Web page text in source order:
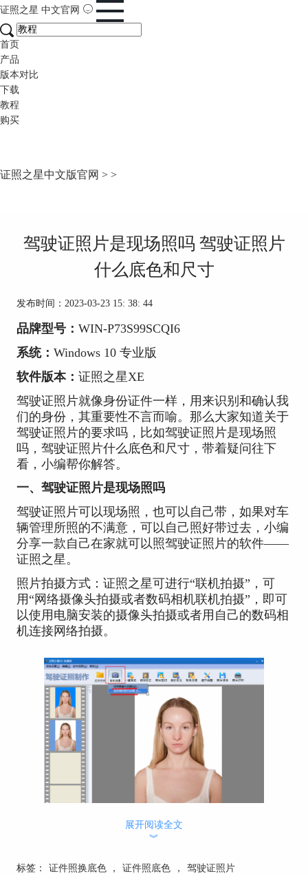
证照之星 中文官网
首页
产品
版本对比
下载
教程
购买
证照之星中文版官网 > >
驾驶证照片是现场照吗 驾驶证照片
什么底色和尺寸
发布时间：2023-03-23 15: 38: 44
品牌型号： WIN-P73S99SCQI6
系统： Windows 10 专业版
软件版本： 证照之星XE
驾驶证照片就像身份证件一样，用来识别和确认我
们的身份，其重要性不言而喻。那么大家知道关于
驾驶证照片的要求吗，比如驾驶证照片是现场照
吗，驾驶证照片什么底色和尺寸，带着疑问往下
看，小编帮你解答。
一、驾驶证照片是现场照吗
驾驶证照片可以现场照，也可以自己带，如果对车
辆管理所照的不满意，可以自己照好带过去，小编
分享一款自己在家就可以照驾驶证照片的软件——
证照之星。
照片拍摄方式：证照之星可进行“联机拍摄”，可
用“网络摄像头拍摄或者数码相机联机拍摄”，即可
以使用电脑安装的摄像头拍摄或者用自己的数码相
机连接网络拍摄。
图1联机拍摄
展开阅读全文
︾
标签： 证件照换底色 ， 证件照底色 ， 驾驶证照片